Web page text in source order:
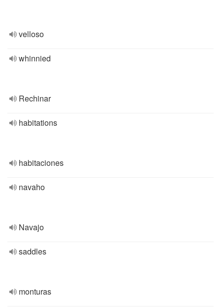
velloso
whinnied
Rechinar
habitations
habitaciones
navaho
Navajo
saddles
monturas